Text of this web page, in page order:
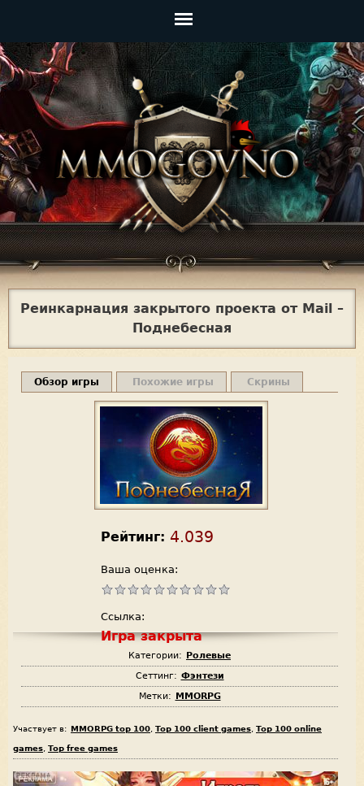
Главное
меню
Jump to navigation
Реинкарнация закрытого проекта от Mail –
Поднебесная
Обзор игры Похожие игры Скрины
Рейтинг: 4.039
Ваша оценка:
Ссылка:
Игра закрыта
Категории: Ролевые
Сеттинг: Фэнтези
Метки: MMORPG
Участвует в: MMORPG top 100 Top 100 client games Top 100 online
games Top free games